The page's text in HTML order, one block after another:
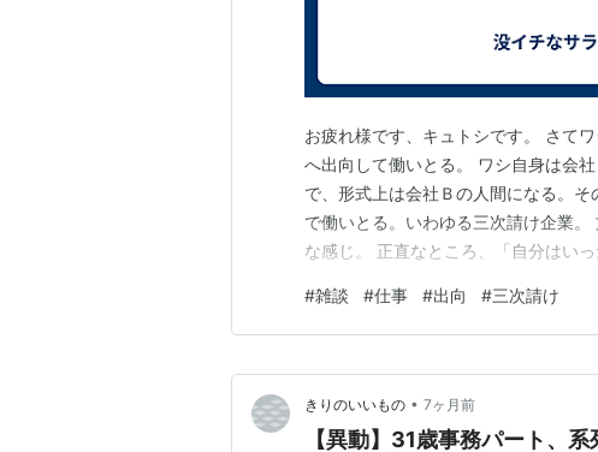
お疲れ様です、キュトシです。 さて
へ出向して働いとる。 ワシ自身は会
で、形式上は会社Ｂの人間になる。
で働いとる。いわゆる三次請け企業
な感じ。 正直なところ、「自分はい
える。 それはさて置き、まぁ･･･時代
きた影響とやらで、今期末のタイミ
#雑談 #仕事 #出向 #三次請け
きりのいいもの • 7ヶ月前
【異動】31歳事務パート、